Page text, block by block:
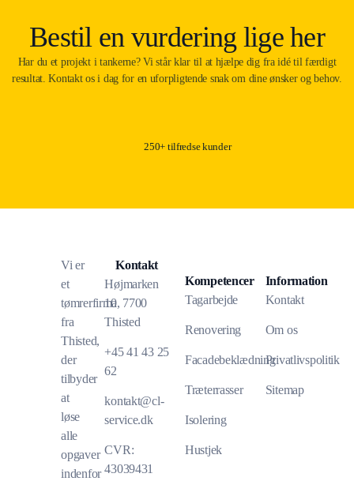
Bestil en vurdering lige her
Har du et projekt i tankerne? Vi står klar til at hjælpe dig fra idé til færdigt
resultat. Kontakt os i dag for en uforpligtende snak om dine ønsker og behov.
250+ tilfredse kunder
Vi er
et
tømrerfirma
fra
Thisted,
der
tilbyder
at
løse
alle
opgaver
indenfor
Kontakt
Højmarken
10, 7700
Thisted
+45 41 43 25
62
kontakt@cl-
service.dk
CVR:
43039431
Kompetencer
Tagarbejde
Renovering
Facadebeklædning
Træterrasser
Isolering
Hustjek
Information
Kontakt
Om os
Privatlivspolitik
Sitemap